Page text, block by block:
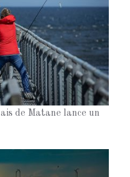
de Matane lance un